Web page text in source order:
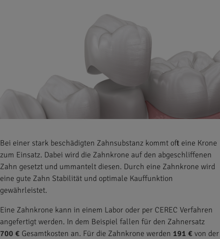
Bei einer stark beschädigten Zahnsubstanz kommt oft eine Krone
zum Einsatz. Dabei wird die Zahnkrone auf den abgeschliffenen
Zahn gesetzt und ummantelt diesen. Durch eine Zahnkrone wird
eine gute Zahn Stabilität und optimale Kauffunktion
gewährleistet.
Eine Zahnkrone kann in einem Labor oder per CEREC Verfahren
angefertigt werden. In dem Beispiel fallen für den Zahnersatz
700 € Gesamtkosten an. Für die Zahnkrone werden 191 € von der